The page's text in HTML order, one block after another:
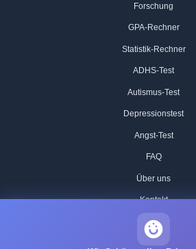
Forschung
GPA-Rechner
Statistik-Rechner
ADHS-Test
Autismus-Test
Depressionstest
Angst-Test
FAQ
Über uns
Kontakt
Unsere IQ-Test-Methodik
Redaktionelle Standards